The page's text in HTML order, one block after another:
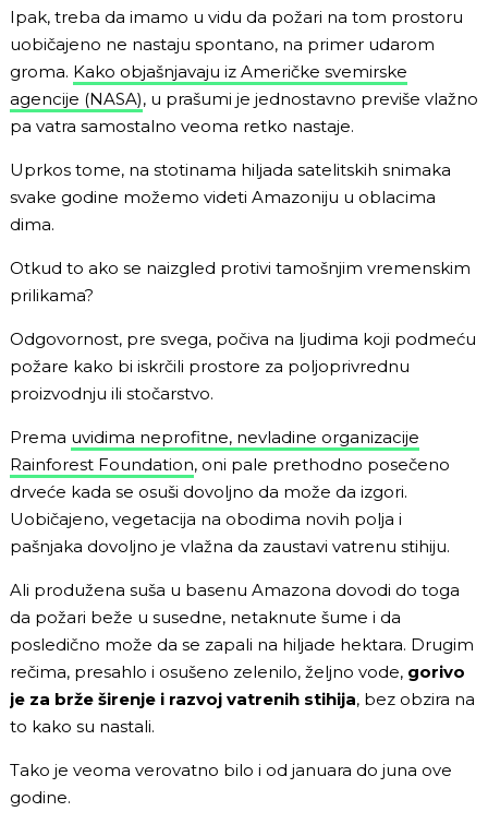
Ipak, treba da imamo u vidu da požari na tom prostoru
uobičajeno ne nastaju spontano, na primer udarom
groma. Kako objašnjavaju iz Američke svemirske
agencije (NASA), u prašumi je jednostavno previše vlažno
pa vatra samostalno veoma retko nastaje.
Uprkos tome, na stotinama hiljada satelitskih snimaka
svake godine možemo videti Amazoniju u oblacima
dima.
Otkud to ako se naizgled protivi tamošnjim vremenskim
prilikama?
Odgovornost, pre svega, počiva na ljudima koji podmeću
požare kako bi iskrčili prostore za poljoprivrednu
proizvodnju ili stočarstvo.
Prema uvidima neprofitne, nevladine organizacije
Rainforest Foundation, oni pale prethodno posečeno
drveće kada se osuši dovoljno da može da izgori.
Uobičajeno, vegetacija na obodima novih polja i
pašnjaka dovoljno je vlažna da zaustavi vatrenu stihiju.
Ali produžena suša u basenu Amazona dovodi do toga
da požari beže u susedne, netaknute šume i da
posledično može da se zapali na hiljade hektara. Drugim
rečima, presahlo i osušeno zelenilo, željno vode, gorivo
je za brže širenje i razvoj vatrenih stihija, bez obzira na
to kako su nastali.
Tako je veoma verovatno bilo i od januara do juna ove
godine.